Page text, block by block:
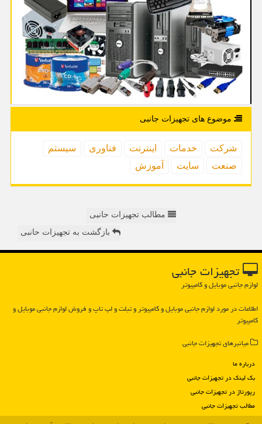
موضوع های تجهیزات جانبی
شركت خدمات اینترنت فناوری
سیستم
صنعت
سایت آموزش
مطالب تجهیزات حانبی
بازگشت به تجهیزات حانبی
تجهیزات جانبی
لوازم جانبی موبایل و کامپیوتر
اطلاعات در مورد لوازم جانبی موبایل و كامپیوتر و تبلت و لپ تاپ و فروش لوازم جانبی موبایل و
كامپیوتر
میانبرهای تجهیزات جانبی
درباره ما
بک لینک در تجهیزات جانبی
رپورتاژ در تجهیزات جانبی
مطالب تجهیزات جانبی